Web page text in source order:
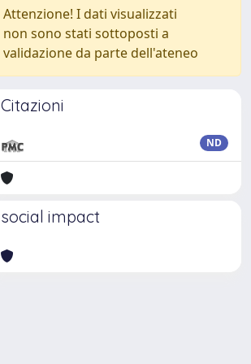
Attenzione! I dati visualizzati
non sono stati sottoposti a
validazione da parte dell'ateneo
Citazioni
ND
social impact